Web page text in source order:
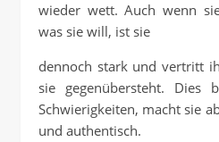
wieder wett. Auch wenn
was sie will, ist sie
dennoch stark und vertritt
sie gegenübersteht.
Schwierigkeiten, macht sie
und authentisch.